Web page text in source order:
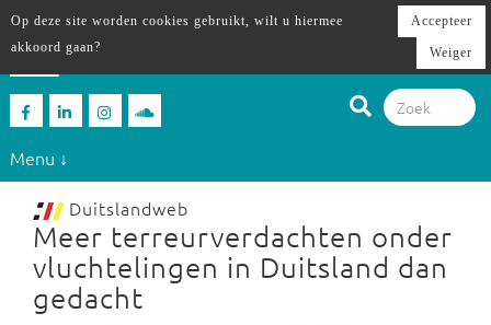
Menu ↓
Duitslandweb
Meer terreurverdachten onder
vluchtelingen in Duitsland dan
gedacht
Op deze site worden cookies gebruikt, wilt u hiermee
akkoord gaan?
Accepteer
Weiger